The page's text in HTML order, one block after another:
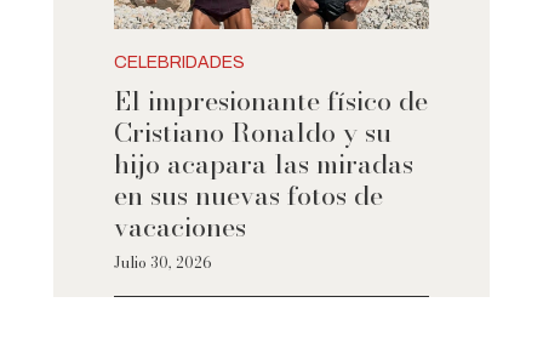
CELEBRIDADES
El impresionante físico de
Cristiano Ronaldo y su
hijo acapara las miradas
en sus nuevas fotos de
vacaciones
Julio 30, 2026